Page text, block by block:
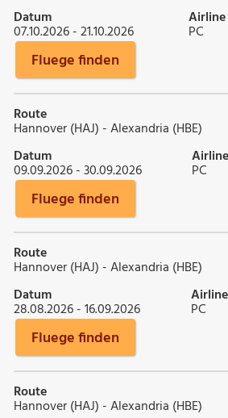
Datum
07.10.2026 - 21.10.2026
Airline
PC
Fluege finden
Route
Hannover (HAJ) - Alexandria (HBE)
Datum
09.09.2026 - 30.09.2026
Airline
PC
Fluege finden
Route
Hannover (HAJ) - Alexandria (HBE)
Datum
28.08.2026 - 16.09.2026
Airline
PC
Fluege finden
Route
Hannover (HAJ) - Alexandria (HBE)